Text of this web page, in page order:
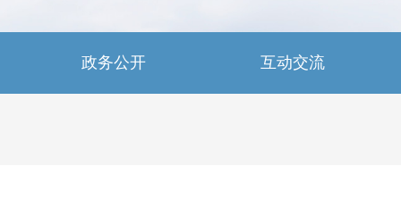
政务公开 互动交流